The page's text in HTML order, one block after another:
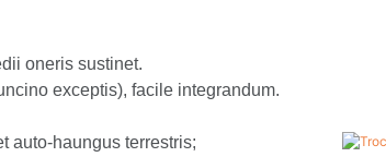
oneris sustinet.
exceptis), facile integrandum.
auto-haungus terrestris;